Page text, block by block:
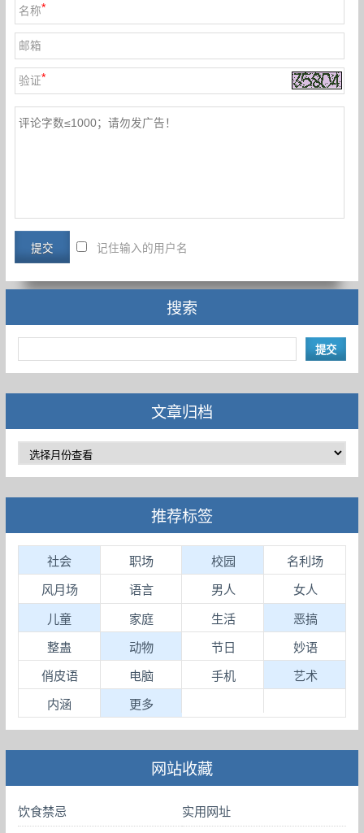
名称*
邮箱
验证*
记住输入的用户名
搜索
文章归档
推荐标签
社会 职场 校园 名利场
风月场 语言 男人 女人
儿童 家庭 生活 恶搞
整蛊 动物 节日 妙语
俏皮语 电脑 手机 艺术
内涵 更多
网站收藏
饮食禁忌 实用网址